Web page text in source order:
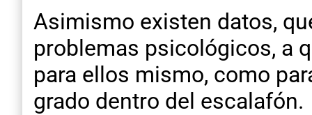
Asimismo existen datos,
problemas psicológicos, a
para ellos mismo, como
grado dentro del escalafón.